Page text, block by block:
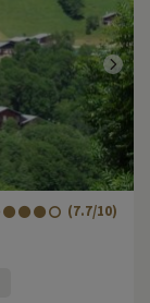
(7.7/10)